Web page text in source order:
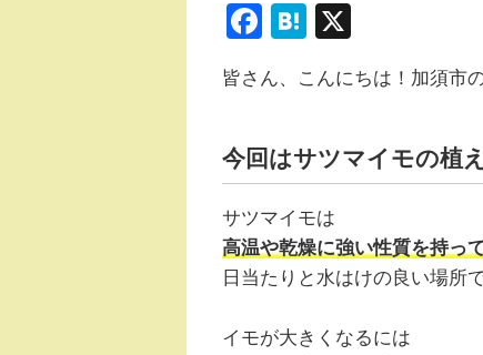
F
c
b
o
k
H
e
a
皆さん、こんにちは！加須市
今回はサツマイモの植
サツマイモは
高温や乾燥に強い性質を持っ
日当たりと水はけの良い場所
イモが大きくなるには